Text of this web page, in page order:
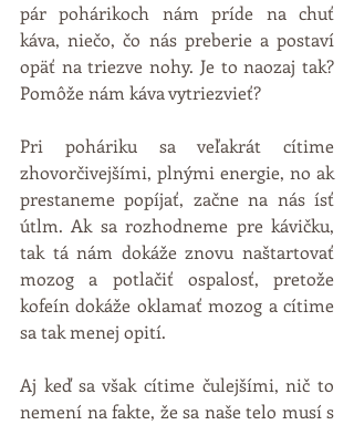
pár pohárikoch nám príde na chuť
káva, niečo, čo nás preberie a postaví
opäť na triezve nohy. Je to naozaj tak?
Pomôže nám káva vytriezvieť?
Pri poháriku sa veľakrát cítime
zhovorčivejšími, plnými energie, no ak
prestaneme popíjať, začne na nás ísť
útlm. Ak sa rozhodneme pre kávičku,
tak tá nám dokáže znovu naštartovať
mozog a potlačiť ospalosť, pretože
kofeín dokáže oklamať mozog a cítime
sa tak menej opití.
Aj keď sa však cítime čulejšími, nič to
nemení na fakte, že sa naše telo musí s